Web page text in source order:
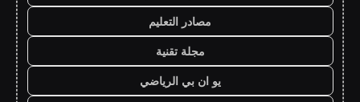
مصادر التعليم
مجلة تقنية
يو ان بي الرياضي